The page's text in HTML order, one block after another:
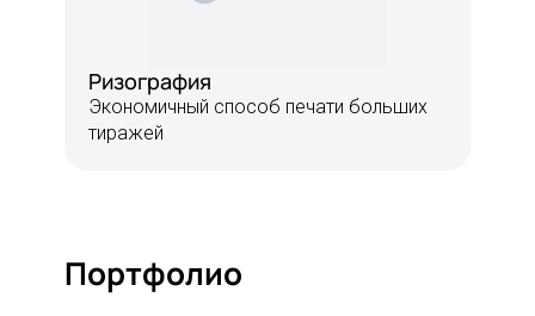
Ризография
Экономичный способ печати больших
тиражей
Портфолио